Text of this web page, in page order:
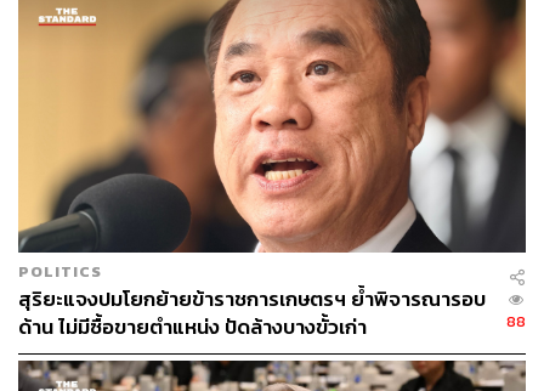
POLITICS
สุริยะแจงปมโยกย้ายข้าราชการเกษตรฯ ย้ำพิจารณารอบ
ด้าน ไม่มีซื้อขายตำแหน่ง ปัดล้างบางขั้วเก่า
88